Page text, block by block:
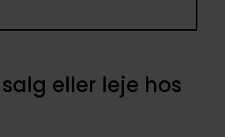
eller leje hos